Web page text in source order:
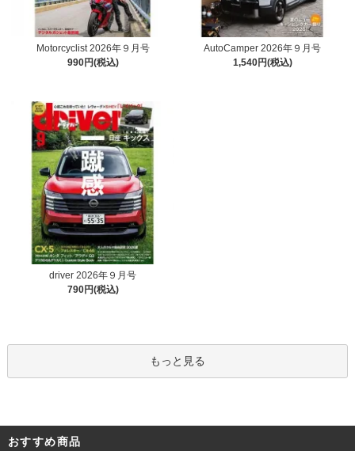
Motorcyclist 2026年９月号
990円(税込)
AutoCamper 2026年９月号
1,540円(税込)
driver 2026年９月号
790円(税込)
もっと見る
おすすめ商品